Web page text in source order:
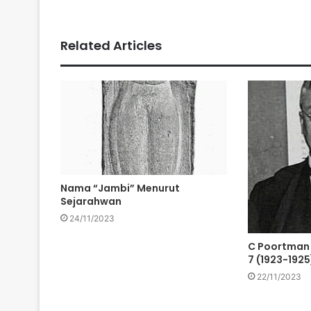
Related Articles
Nama “Jambi” Menurut
Sejarahwan
24/11/2023
C Poortman
7 (1923-
22/11/2023